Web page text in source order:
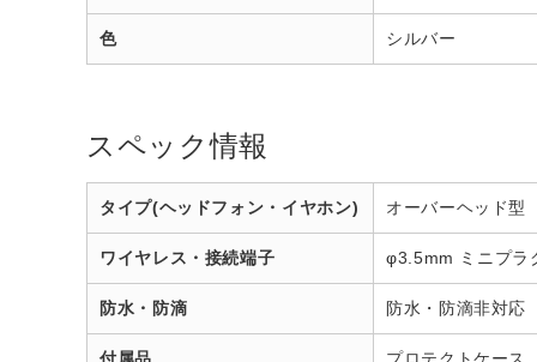
色 シルバー
スペック情報
タイプ(ヘッドフォン・イヤホン) オーバーヘッド型
ワイヤレス・接続端子 φ3.5mm ミニプラ
防水・防滴 防水・防滴非対応